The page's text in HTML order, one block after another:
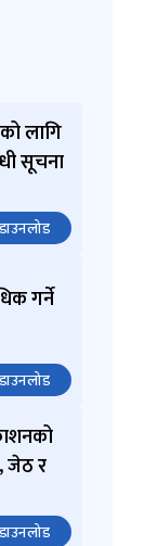
लागि
सूचना
डाउनलोड
गर्ने
डाउनलोड
जेठ र
डाउनलोड